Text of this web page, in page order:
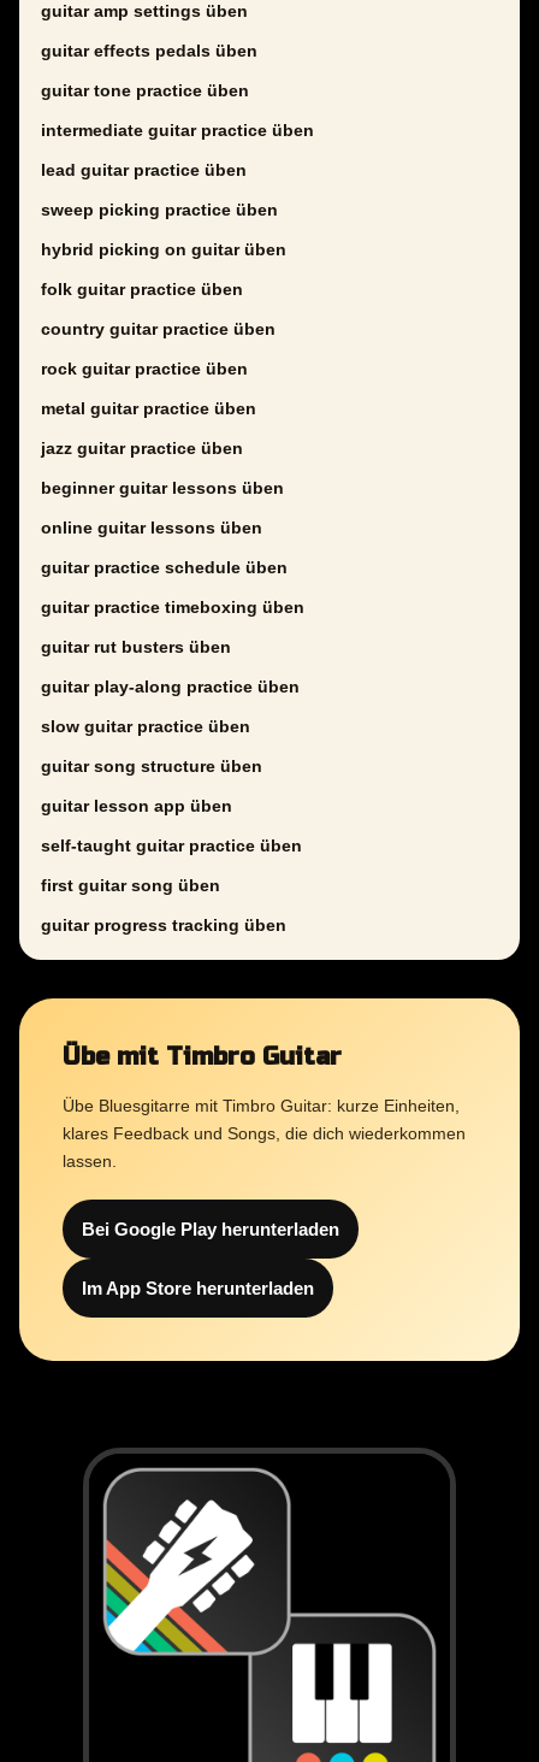
guitar amp settings üben
guitar effects pedals üben
guitar tone practice üben
intermediate guitar practice üben
lead guitar practice üben
sweep picking practice üben
hybrid picking on guitar üben
folk guitar practice üben
country guitar practice üben
rock guitar practice üben
metal guitar practice üben
jazz guitar practice üben
beginner guitar lessons üben
online guitar lessons üben
guitar practice schedule üben
guitar practice timeboxing üben
guitar rut busters üben
guitar play-along practice üben
slow guitar practice üben
guitar song structure üben
guitar lesson app üben
self-taught guitar practice üben
first guitar song üben
guitar progress tracking üben
Übe mit Timbro Guitar
Übe Bluesgitarre mit Timbro Guitar: kurze Einheiten,
klares Feedback und Songs, die dich wiederkommen
lassen.
Bei Google Play herunterladen
Im App Store herunterladen